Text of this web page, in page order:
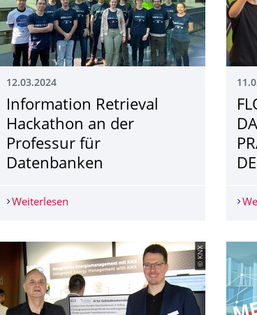
12.03.2024
Information Retrieval
Hackathon an der
Professur für
Datenbanken
Weiterlesen Information Retrieval Hackathon an
© KNX